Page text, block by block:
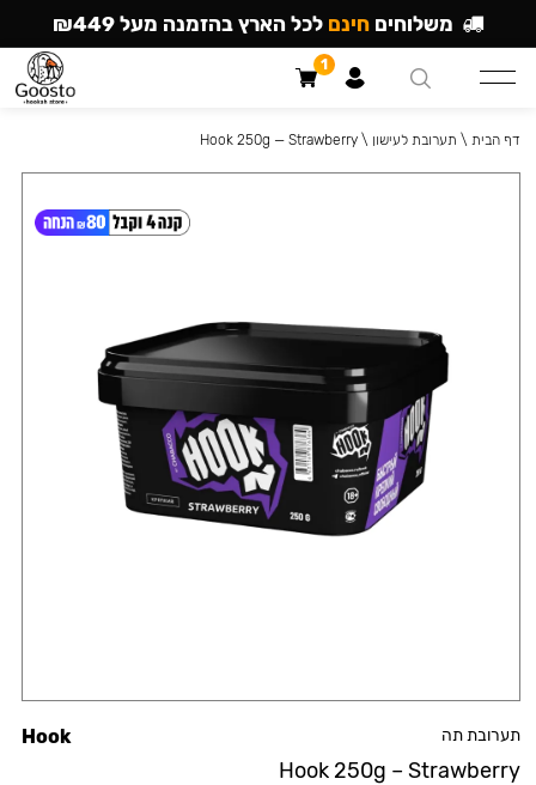
תערובת תה
Hook 250g – Strawberry
Hook
דף הבית \ תערובת לעישון \
Hook 250g — Strawberry
משלוחים חינם לכל הארץ בהזמנה מעל ₪449
1